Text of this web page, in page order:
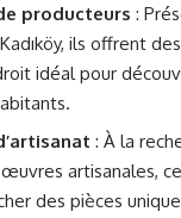
producteurs :
ils offrent
idéal pour
: À la
artisanales,
des pièces